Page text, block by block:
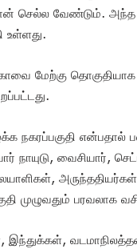
செல்ல வேண்டும். அந்த
உள்ளது.
மேற்கு
நகரப்பகுதி என்பதால்
நாயுடு, வைசியார்,
முழுவதும் பரவலாக
இந்துக்கள்,